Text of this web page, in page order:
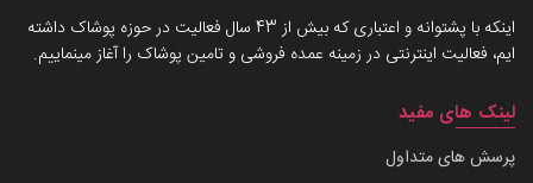
اینکه با پشتوانه و اعتباری که بیش از 43 سال فعالیت در حوزه پوشاک داشته
ایم، فعالیت اینترنتی در زمینه عمده فروشی و تامین پوشاک را آغاز مینماییم.
لینک های مفید
پرسش های متداول